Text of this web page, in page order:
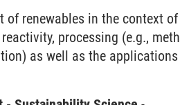
renewables in the context of
processing (e.g.,
as well as the